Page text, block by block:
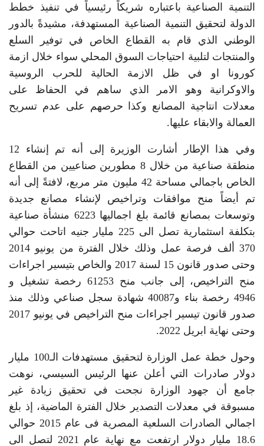
التنمية الصناعية باعتباره شريكاً رئيسياً في تنفيذ خطط
الدولة لتحقيق التنمية الصناعية المستهدفة، مشيدةً بالدور
الوطني الذي قام به القطاع الخاص في توفير السلع
والمنتجات لتلبية احتياجات السوق المحلي سواء خلال ازمة
كورونا او في ظل الازمة الحالية للحرب الروسية
والاوكرانية وهو الامر الذي ساهم في الحفاظ على
معدلات انتاجية المصانع وكذا حرصهم على عدم تسريح
العمالة والابقاء عليها.
وفي هذا الإطار أشارت الوزيرة إلى أنه تم إنشاء 12
منطقة صناعية من خلال 8 مطورين صناعيين من القطاع
الخاص باجمالي مساحة 42 مليون متر مربع، لافتةً إلى أنه
تم أيضاً منح موافقات وتراخيص لإنشاء مصانع جديدة
وتوسعات بمصانع قائمة بلغ اجماليها 6223 منشأة صناعية
بتكلفة استثمارية تصل الى 225 مليار جنيه اتاحت حوالي
370 ألف فرصة عمل وذلك خلال الفترة من يونيو 2014
وحتى صدور قانون 15 لسنة 2017 والخاص بتيسير اجراءات
منح التراخيص، إلى جانب منح 61253 رخصة تشغيل و
4946 رخصة بناء و40087 شهادة سجل صناعي وذلك منذ
صدور قانون تيسير اجراءات منح التراخيص في يونيو 2017
وحتى نهاية ابريل 2022.
وحول خطة عمل الوزارة لتحقيق مستهدفات الـ100 مليار
دولار صادرات التي أعلن عنها الرئيس السيسي، نوهت
جامع أن جهود الوزارة نجحت في تحقيق زيادة غير
مسبوقة في معدلات التصدير خلال الفترة الماضية، إذ بلغ
اجمالي الصادرات السلعية المصرية فى عام 2015 حوالي
18.6 مليار دولار ارتفعت مع نهاية عام 2021 لتصل الى